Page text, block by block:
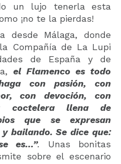
un lujo tenerla esta
¡no te la pierdas!
desde Málaga, donde
Compañía de La Lupi
de España y de
el Flamenco es todo
con pasión, con
con devoción, con
coctelera llena de
que se expresan
bailando. Se dice que:
es…”. Unas bonitas
sobre el escenario